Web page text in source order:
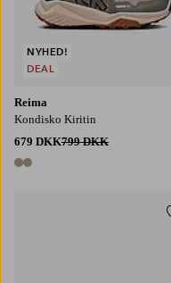
Reima
Kondisko Kiritin
679 DKK799 DKK
2 farver
NYHED!
DEAL